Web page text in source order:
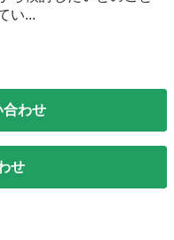
い...
合わせ
せ